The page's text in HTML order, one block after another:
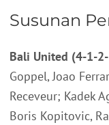
Susunan
Bali United (4-1-
Goppel, Joao
Receveur; Kadek
Boris Kopitovic,